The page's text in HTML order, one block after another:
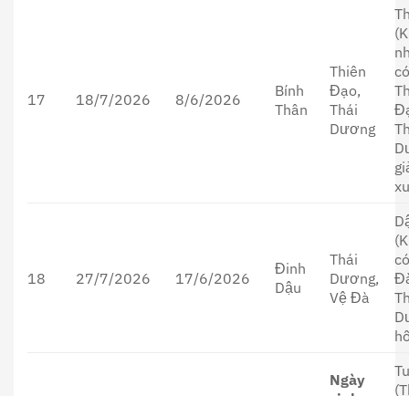
17 18/7/2026 8/6/2026
Bính
Thân
Thiên
Đạo,
Thái
Dương
18 27/7/2026 17/6/2026
Đinh
Dậu
Thái
Dương,
Vệ Đà
Ngày